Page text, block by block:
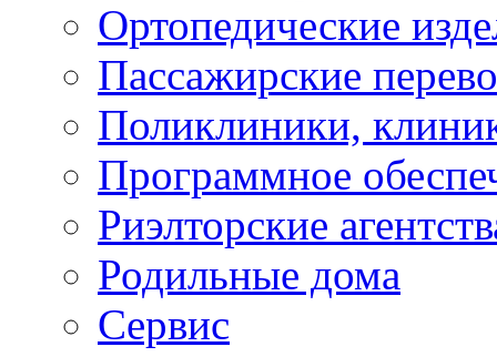
Ортопедические
Пассажирские
Поликлиники,
Программное
Риэлторские
Родильные дома
Сервис